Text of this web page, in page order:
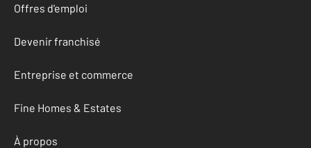
Offres d'emploi
Devenir franchisé
Entreprise et commerce
Fine Homes & Estates
À propos